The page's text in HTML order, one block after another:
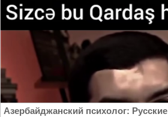
Азербайджанский психолог: